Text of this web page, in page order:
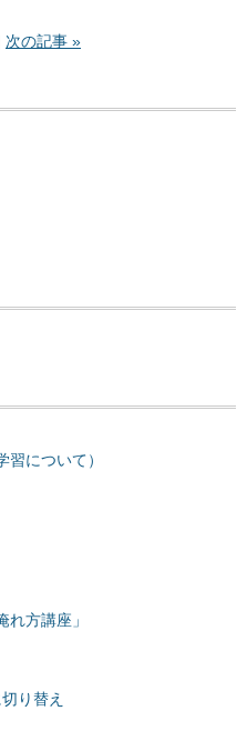
次の記事 »
について）
方講座」
り替え